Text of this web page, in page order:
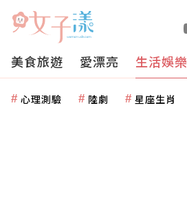
美食旅遊 愛漂亮 生活娛樂
心理測驗 陸劇 星座生肖